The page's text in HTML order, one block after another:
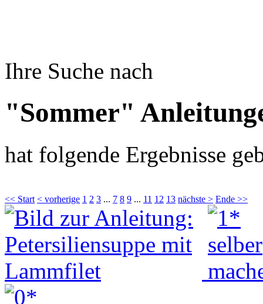
Ihre Suche nach
"Sommer"
hat folgende Ergebnisse
<< Start < vorherige 1 2 3 ... 7 8 9 ... 11 12 13 nächste > Ende >>